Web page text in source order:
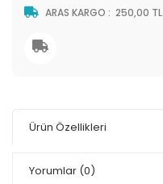
ARAS KARGO : 250,00 TL
Ürün Özellikleri
Yorumlar (0)